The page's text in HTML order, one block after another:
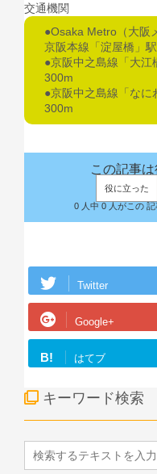
交通機関
●Osaka Metro（大阪
京阪本線「淀屋橋」
●京阪中之島線「大江
300m
●京阪中之島線「なに
300m
この記事
役に立った
0 人中 0 人がこの 記
Twitter
Google+
B! はてブ
キーワード検索